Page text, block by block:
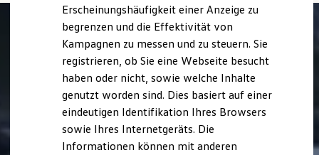
Marke und Erlebnis
Volkswagen R und R Experience
R-Modelle
R Experience
Driving Experience
Volkswagen entdecken
Werkbesichtigung
Lifestyle Shop
T-Roc Kollektion
Golf Kollektion
Erscheinungshäufigkeit einer Anzeige zu
begrenzen und die Effektivität von
Kampagnen zu messen und zu steuern. Sie
registrieren, ob Sie eine Webseite besucht
haben oder nicht, sowie welche Inhalte
genutzt worden sind. Dies basiert auf einer
eindeutigen Identifikation Ihres Browsers
sowie Ihres Internetgeräts. Die
Informationen können mit anderen